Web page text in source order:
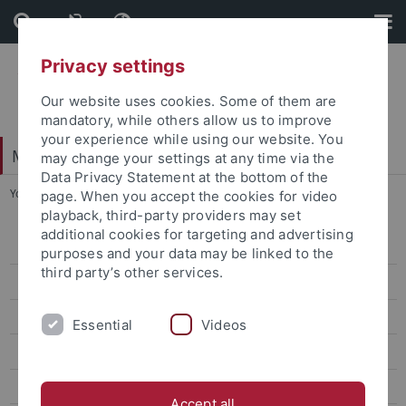
Skip
to
content
Skip
to
footer
Mathematisch-Naturwissenschaftliche Fakultät
You are here: Startseite ... Praxis & Beruf
Studienbeginn
Studienorganisation
Finanzierung
Softskills
Privacy settings
Our website uses cookies. Some of them are
mandatory, while others allow us to improve
your experience while using our website. You
may change your settings at any time via the
Data Privacy Statement at the bottom of the
page. When you accept the cookies for video
playback, third-party providers may set
additional cookies for targeting and advertising
purposes and your data may be linked to the
third party’s other services.
Essential Videos